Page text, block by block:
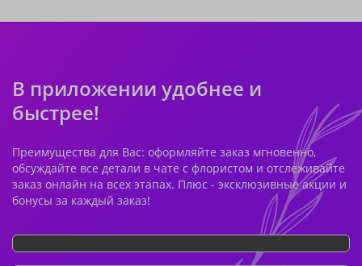
В приложении удобнее и
быстрее!
Преимущества для Вас: оформляйте заказ мгновенно,
обсуждайте все детали в чате с флористом и отслеживайте
заказ онлайн на всех этапах. Плюс - эксклюзивные акции и
бонусы за каждый заказ!